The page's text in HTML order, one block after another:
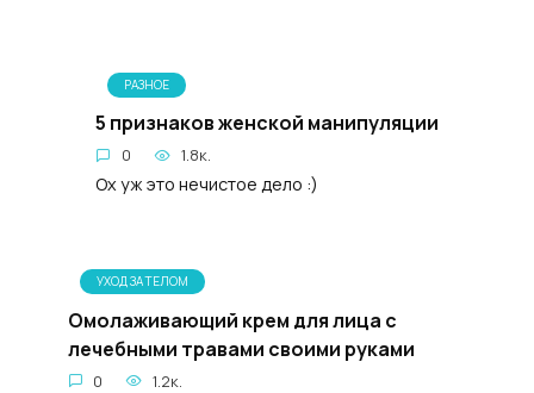
РАЗНОЕ
5 признаков женской манипуляции
0 1.8к.
Ох уж это нечистое дело :)
УХОД ЗА ТЕЛОМ
Омолаживающий крем для лица с
лечебными травами своими руками
0 1.2к.